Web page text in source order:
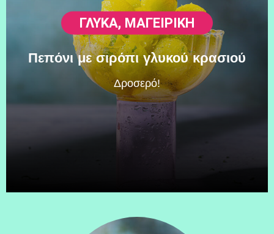
ΓΛΥΚΆ, ΜΑΓΕΙΡΙΚΗ
Πεπόνι με σιρόπι γλυκού κρασιού
Δροσερό!